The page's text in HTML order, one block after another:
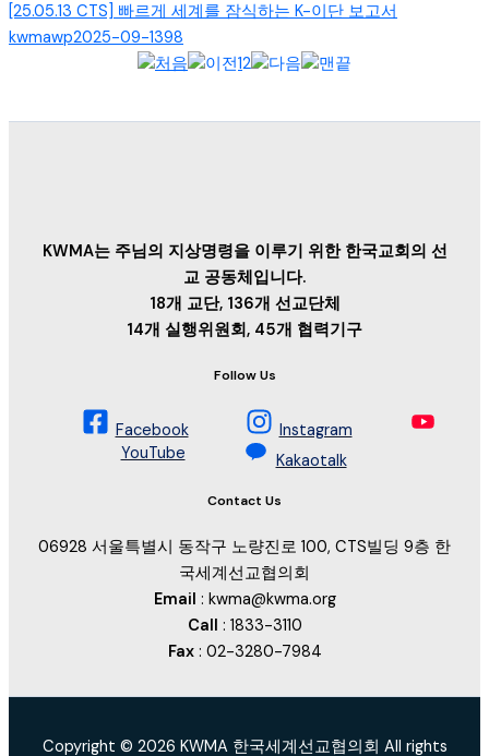
[25.05.13 CTS] 빠르게 세계를 잠식하는 K-이단 보고서
kwmawp2025-09-1398
12
KWMA는 주님의 지상명령을 이루기 위한 한국교회의 선
교 공동체입니다.
18개 교단, 136개 선교단체
14개 실행위원회, 45개 협력기구
Follow Us
Facebook
Instagram
YouTube
Kakaotalk
Contact Us
06928 서울특별시 동작구 노량진로 100, CTS빌딩 9층 한
국세계선교협의회
Email : kwma@kwma.org
Call : 1833-3110
Fax : 02-3280-7984
Copyright © 2026 KWMA 한국세계선교협의회 All rights